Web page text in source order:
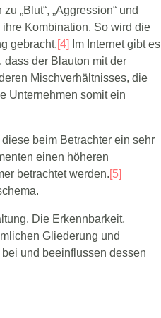
„Blut“, „Aggression“ und
Kombination. So wird die
gebracht.[4]
Im Internet gibt es
dass der Blauton mit der
Mischverhältnisses, die
Unternehmen somit ein
beim Betrachter ein sehr
einen höheren
betrachtet werden.[5]
Die Erkennbarkeit,
Gliederung und
und beeinflussen dessen